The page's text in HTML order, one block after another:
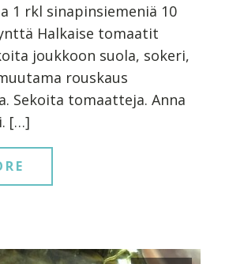
1 rkl sinapinsiemeniä 10
Halkaise tomaatit
joukkoon suola, sokeri,
rouskaus
Sekoita tomaatteja. Anna
[…]